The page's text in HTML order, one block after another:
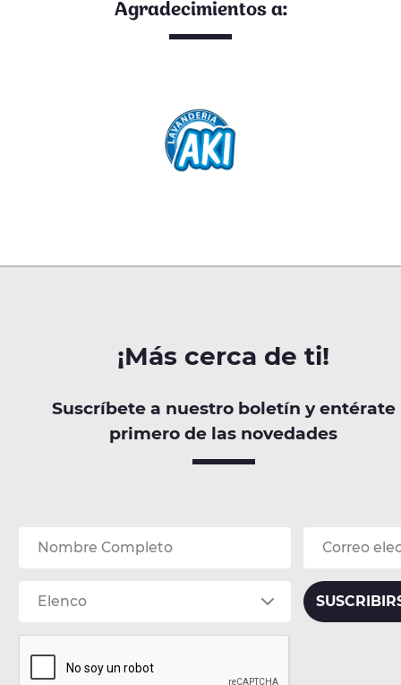
Agradecimientos a:
¡Más cerca de ti!
Suscríbete a nuestro boletín y entérate
primero de las novedades